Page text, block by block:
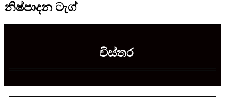
නිෂ්පාදන ටැග්
විස්තර